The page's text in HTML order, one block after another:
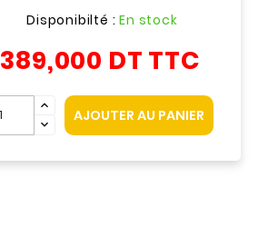
Disponibilté :En stock
389,000 DT TTC
AJOUTER AU PANIER